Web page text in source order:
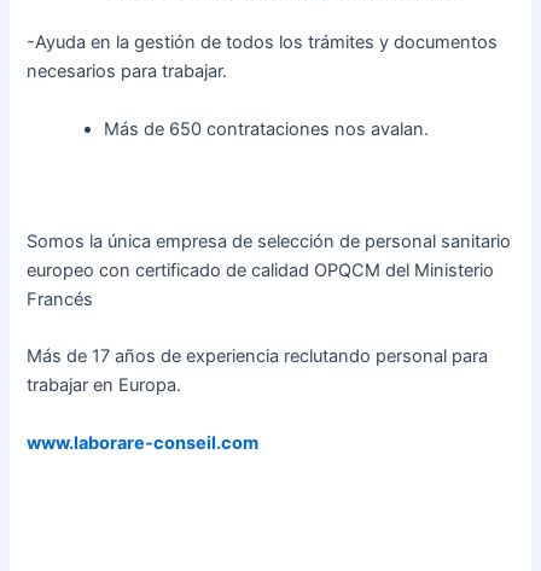
-Ayuda en la gestión de todos los trámites y documentos
necesarios para trabajar.
Más de 650 contrataciones nos avalan.
Somos la única empresa de selección de personal sanitario
europeo con certificado de calidad OPQCM del Ministerio
Francés
Más de 17 años de experiencia reclutando personal para
trabajar en Europa.
www.laborare-conseil.com